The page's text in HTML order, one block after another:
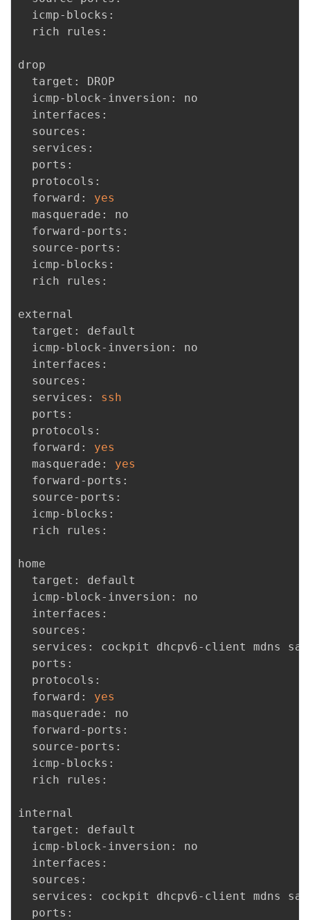
  icmp-blocks:
  rich rules:
drop
  target: DROP
  icmp-block-inversion: no
  interfaces:
  sources:
  services:
  ports:
  protocols:
  forward:
yes
  masquerade: no
  forward-ports:
  source-ports:
  icmp-blocks:
  rich rules:
external
  target: default
  icmp-block-inversion: no
  interfaces:
  sources:
  services:
ssh
  ports:
  protocols:
  forward:
yes
  masquerade:
yes
  forward-ports:
  source-ports:
  icmp-blocks:
  rich rules:
home
  target: default
  icmp-block-inversion: no
  interfaces:
  sources:
services: cockpit dhcpv6-client mdns
  ports:
  protocols:
  forward:
yes
  masquerade: no
  forward-ports:
  source-ports:
  icmp-blocks:
  rich rules:
internal
  target: default
  icmp-block-inversion: no
  interfaces:
  sources:
services: cockpit dhcpv6-client mdns
  ports: